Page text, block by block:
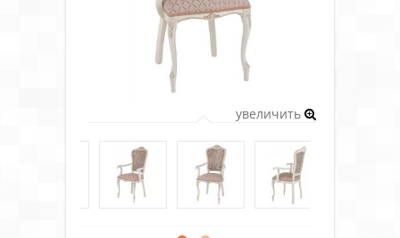
увеличить